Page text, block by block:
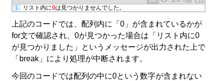
1 リスト内に0は見つかりませんでした。
上記のコードでは、配列内に「0」が含まれているかが
for文で確認され、0が見つかった場合は「リスト内に0
が見つかりました」というメッセージが出力された上で
「break」により処理が中断されます。
今回のコードでは配列の中に0という数字が含まれない